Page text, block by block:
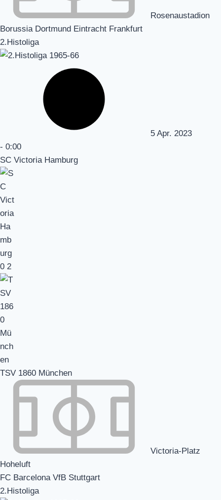
Rosenaustadion
Borussia Dortmund Eintracht Frankfurt
2.Histoliga
5 Apr. 2023
- 0:00
SC Victoria Hamburg
0 2
TSV 1860 München
Victoria-Platz
Hoheluft
FC Barcelona VfB Stuttgart
2.Histoliga